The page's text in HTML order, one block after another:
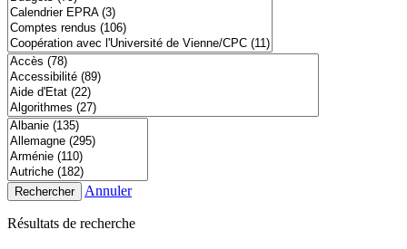
Rechercher Annuler
Résultats de recherche